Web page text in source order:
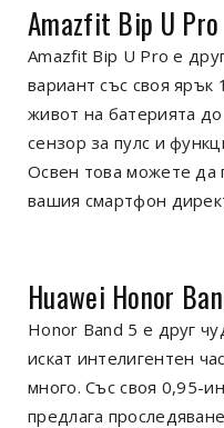
Amazfit Bip U Pro
Amazfit Bip U Pro е
вариант със своя
живот на батерията
сензор за пулс и
Освен това можете да
вашия смартфон
Huawei Honor
Honor Band 5 е друг
искат интелигентен
много. Със своя 0,95-
предлага